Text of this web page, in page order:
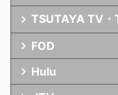
TSUTAYA TV・
FOD
Hulu